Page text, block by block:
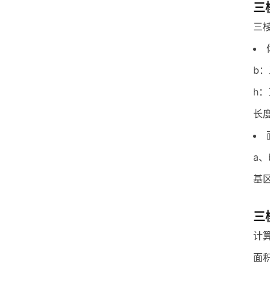
三
三
b
h
长
a
基
三
计
面